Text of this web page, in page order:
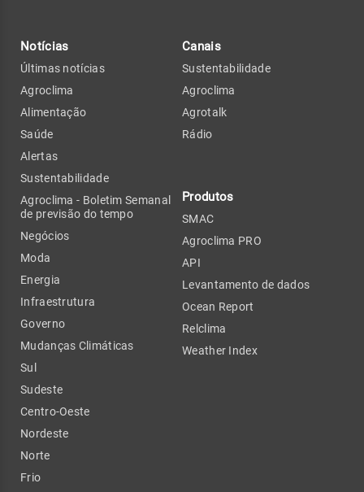
Notícias
Últimas notícias
Agroclima
Alimentação
Saúde
Alertas
Sustentabilidade
Agroclima - Boletim Semanal
de previsão do tempo
Negócios
Moda
Energia
Infraestrutura
Governo
Mudanças Climáticas
Sul
Sudeste
Centro-Oeste
Nordeste
Norte
Frio
Canais
Sustentabilidade
Agroclima
Agrotalk
Rádio
Produtos
SMAC
Agroclima PRO
API
Levantamento de dados
Ocean Report
Relclima
Weather Index